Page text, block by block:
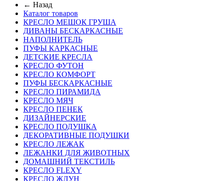
← Назад
Каталог товаров
КРЕСЛО МЕШОК ГРУША
ДИВАНЫ БЕСКАРКАСНЫЕ
НАПОЛНИТЕЛЬ
ПУФЫ КАРКАСНЫЕ
ДЕТСКИЕ КРЕСЛА
КРЕСЛО ФУТОН
КРЕСЛО КОМФОРТ
ПУФЫ БЕСКАРКАСНЫЕ
КРЕСЛО ПИРАМИДА
КРЕСЛО МЯЧ
КРЕСЛО ПЕНЕК
ДИЗАЙНЕРСКИЕ
КРЕСЛО ПОДУШКА
ДЕКОРАТИВНЫЕ ПОДУШКИ
КРЕСЛО ЛЕЖАК
ЛЕЖАНКИ ДЛЯ ЖИВОТНЫХ
ДОМАШНИЙ ТЕКСТИЛЬ
КРЕСЛО FLEXY
КРЕСЛО ЖДУН